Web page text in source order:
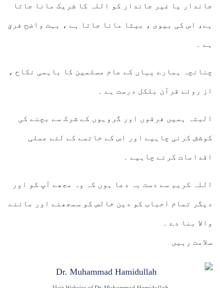
جاندار یا غیر جاندار کو اللہ کا شریک مانا جاتا
ہے، اس کی بیوی ، بیٹا مانا جاتا ہے ، بہت واضح فرق
ہے ۔
چنانچہ ہمارے یہاں کے عام مسلمین کا باہمی نکاح ،
از روئے قرآن بلکل درست ہے ۔
البتہ ہمیں فرقوں اور گروہوں کے شرک سے بچنے کی
کوشش کرنی چاہیے اور اس کے خاتمے کے لئے عملی
اقدامات کرنے چاہیے ۔
اللہ کریم سے دست بہ دعا ہوں کہ وہ مجھے آپ کو اور
دیگر تمام احباب کو دین خالص کو سمجھنے اور ماننے
والا بنا دے ۔
سلامت رہیں